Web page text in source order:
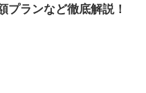
プランなど徹底解説！